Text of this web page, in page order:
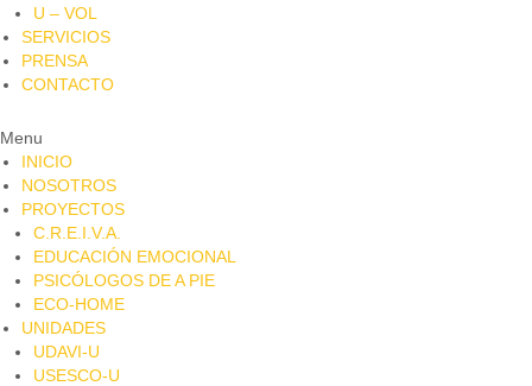
U – VOL
SERVICIOS
PRENSA
CONTACTO
Menu
INICIO
NOSOTROS
PROYECTOS
C.R.E.I.V.A.
EDUCACIÓN EMOCIONAL
PSICÓLOGOS DE A PIE​
ECO-HOME
UNIDADES
UDAVI-U
USESCO-U